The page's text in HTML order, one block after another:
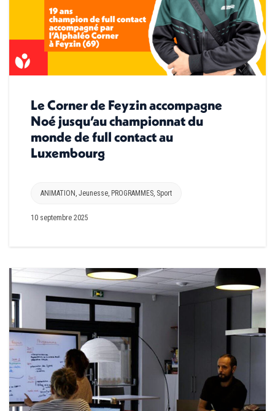
Le Corner de Feyzin accompagne
Noé jusqu’au championnat du
monde de full contact au
Luxembourg
ANIMATION , Jeunesse, PROGRAMMES, Sport
10 septembre 2025